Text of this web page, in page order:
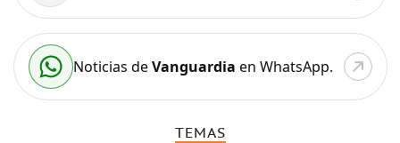
Noticias deVanguardia en WhatsApp.
TEMAS